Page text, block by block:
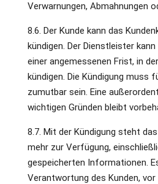
Verwarnungen, Abmahnungen
8.6. Der Kunde kann das
kündigen. Der Dienstleister
einer angemessenen Frist, in
kündigen. Die Kündigung muss
zumutbar sein. Eine
wichtigen Gründen bleibt
8.7. Mit der Kündigung steht
mehr zur Verfügung,
gespeicherten Informationen.
Verantwortung des Kunden, vor